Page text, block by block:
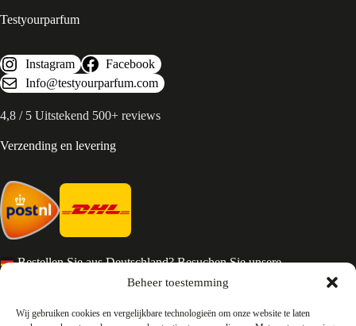
Beheer toestemming
Wij gebruiken cookies en vergelijkbare technologieën om onze website te laten
Testyourparfum
Instagram
Facebook
Info@testyourparfum.com
4,8 / 5 Uitstekend 500+ reviews
Verzending en levering
Bestellen Sie aus Deutschland? Besuchen Sie unsere
Services en Contact